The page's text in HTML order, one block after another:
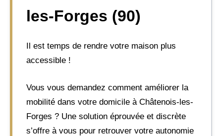
les-Forges (90)
Il est temps de rendre votre maison plus
accessible !
Vous vous demandez comment améliorer la
mobilité dans votre domicile à Châtenois-les-
Forges ? Une solution éprouvée et discrète
s’offre à vous pour retrouver votre autonomie